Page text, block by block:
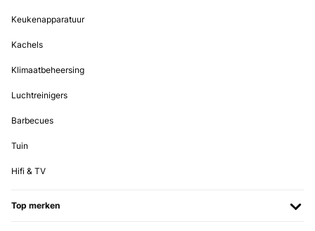
Vertaal
Sind zufrieden, ist halt keine große.
Vertaal
Keukenapparatuur
Kachels
Klimaatbeheersing
Luchtreinigers
Barbecues
Tuin
Hifi & TV
Top merken